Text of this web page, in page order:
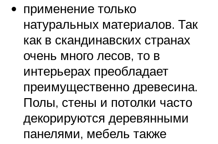
применение только
натуральных материалов. Так
как в скандинавских странах
очень много лесов, то в
интерьерах преобладает
преимущественно древесина.
Полы, стены и потолки часто
декорируются деревянными
панелями, мебель также